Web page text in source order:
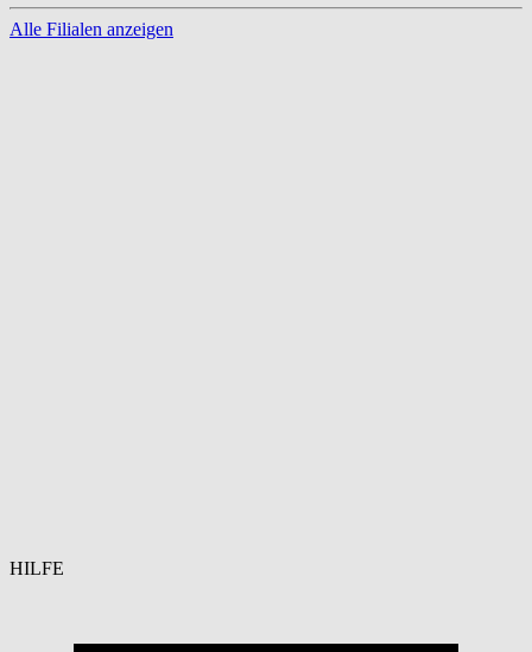
Alle Filialen anzeigen
HILFE